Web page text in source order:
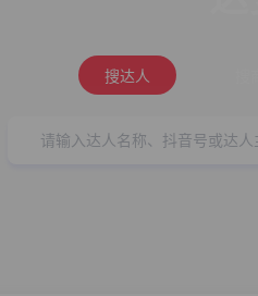
搜达人